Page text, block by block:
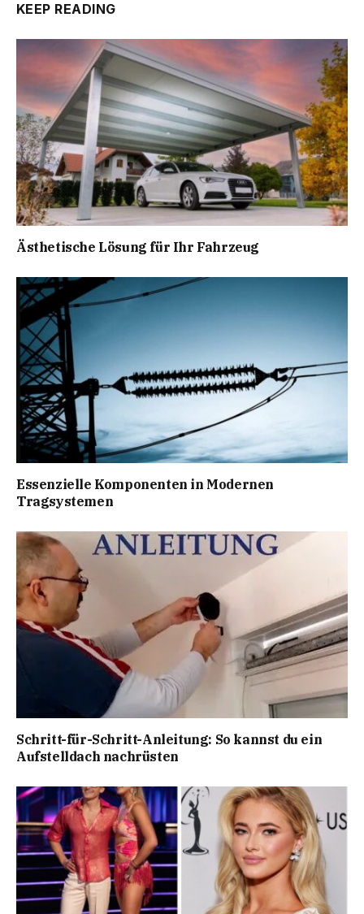
KEEP READING
Ästhetische Lösung für Ihr Fahrzeug
Essenzielle Komponenten in Modernen
Tragsystemen
Schritt-für-Schritt-Anleitung: So kannst du ein
Aufstelldach nachrüsten